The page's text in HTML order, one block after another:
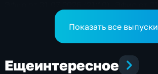
Показать все выпуски
Ещеинтересное